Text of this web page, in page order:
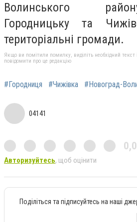
Волинського
Городницьку та
територіальні громади.
Якщо ви помітили помилку, виділіть необхідний текст
повідомити про це редакцію
#Городниця #Чижівка #Новоград-
04141
0,0
Авторизуйтесь, щоб оцінити
Поділіться та підписуйтесь на наші